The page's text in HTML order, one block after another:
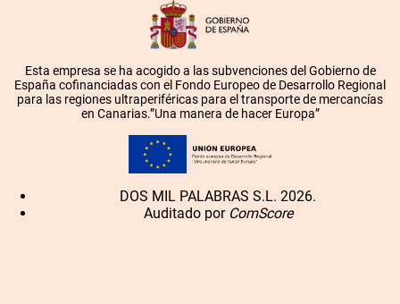
Esta empresa se ha acogido a las subvenciones del Gobierno de
España cofinanciadas con el Fondo Europeo de Desarrollo Regional
para las regiones ultraperiféricas para el transporte de mercancías
en Canarias.”Una manera de hacer Europa”
DOS MIL PALABRAS S.L. 2026.
Auditado por ComScore